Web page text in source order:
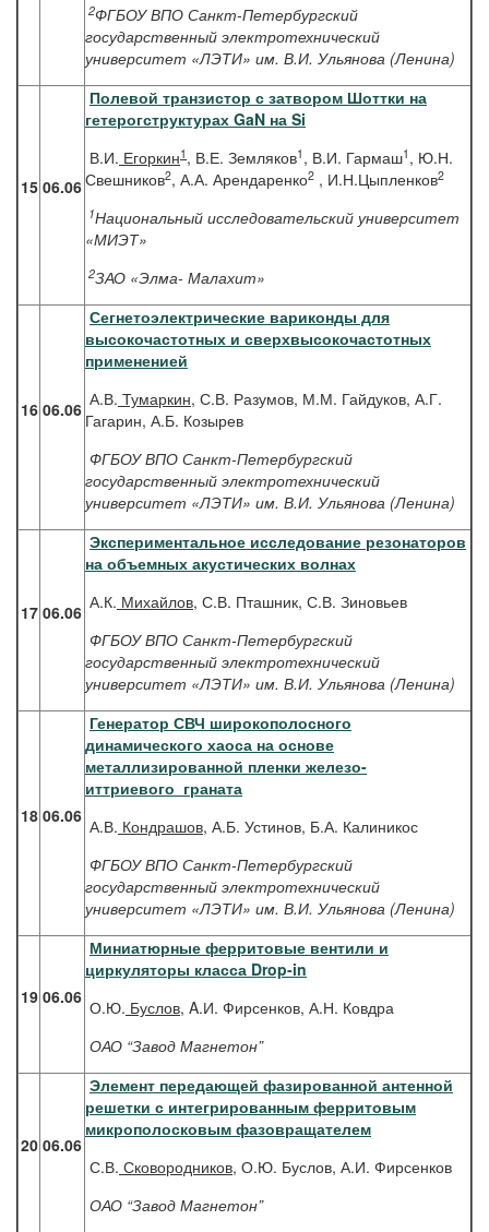
2ФГБОУ ВПО Санкт-Петербургский
государственный электротехнический
университет «ЛЭТИ» им. В.И. Ульянова (Ленина)
15 06.06
Полевой транзистор с затвором Шоттки на
гетерогструктурах GaN на Si
В.И. Егоркин1 , В.Е. Земляков1 , В.И. Гармаш1 , Ю.Н.
Свешников2, А.А. Арендаренко2 , И.Н.Цыпленков2
1Национальный исследовательский университет
«МИЭТ»
2ЗАО «Элма- Малахит»
16 06.06
Сегнетоэлектрические вариконды для
высокочастотных и сверхвысокочастотных
примененией
А.В. Тумаркин, С.В. Разумов, М.М. Гайдуков, А.Г.
Гагарин, А.Б. Козырев
ФГБОУ ВПО Санкт-Петербургский
государственный электротехнический
университет «ЛЭТИ» им. В.И. Ульянова (Ленина)
17 06.06
Экспериментальное исследование резонаторов
на объемных акустических волнах
А.К. Михайлов, С.В. Пташник, С.В. Зиновьев
ФГБОУ ВПО Санкт-Петербургский
государственный электротехнический
университет «ЛЭТИ» им. В.И. Ульянова (Ленина)
18 06.06
Генератор СВЧ широкополосного
динамического хаоса на основе
металлизированной пленки железо-
иттриевого граната
А.В. Кондрашов, А.Б. Устинов, Б.А. Калиникос
ФГБОУ ВПО Санкт-Петербургский
государственный электротехнический
университет «ЛЭТИ» им. В.И. Ульянова (Ленина)
19 06.06
Миниатюрные ферритовые вентили и
циркуляторы класса Drop-in
О.Ю. Буслов, A.И. Фирсенков, А.Н. Ковдра
ОАО “Завод Магнетон”
20 06.06
Элемент передающей фазированной антенной
решетки с интегрированным ферритовым
микрополосковым фазовращателем
С.В. Сковородников, О.Ю. Буслов, А.И. Фирсенков
ОАО “Завод Магнетон”